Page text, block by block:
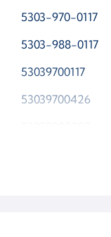
5303-970-0117
5303-988-0117
53039700117
53039700426